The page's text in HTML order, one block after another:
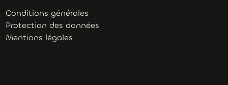
Conditions générales
Protection des données
Mentions légales